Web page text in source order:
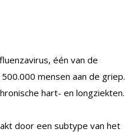
één van de
mensen aan de griep.
hart- en longziekten.
door een subtype van het